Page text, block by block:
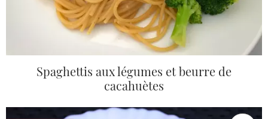
Spaghettis aux légumes et beurre de
cacahuètes